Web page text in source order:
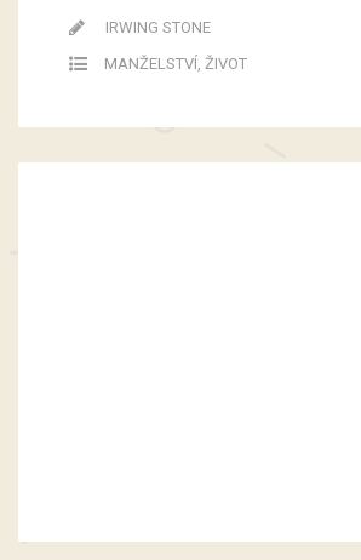
IRWING STONE
MANŽELSTVÍ, ŽIVOT